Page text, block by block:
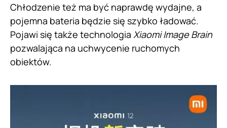
Chłodzenie też ma być naprawdę wydajne, a
pojemna bateria będzie się szybko ładować.
Pojawi się także technologia Xiaomi Image Brain
pozwalająca na uchwycenie ruchomych
obiektów.